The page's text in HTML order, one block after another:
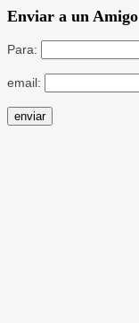
Enviar a un Amigo
Para:
email: